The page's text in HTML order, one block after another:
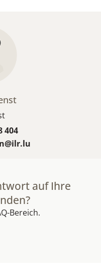
404
auf Ihre
Bereich.